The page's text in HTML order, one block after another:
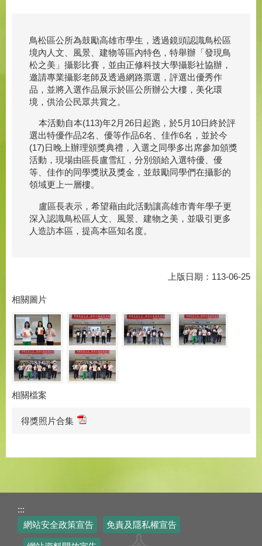
鳥松區公所為鼓勵高雄市學生，透過鏡頭認識鳥松區
境內人文、風景、建物等區內特色，特舉辦「發現鳥
松之美」攝影比賽，並由正修科技大學攝影社協辦，
邀請專業攝影老師及透過網路票選，評選出優秀作
品，並將入選作品展示於區公所辦公大樓，美化環
境，供洽公民眾共賞之。
本活動自本(113)年2月26日起跑，於5月10日終於評
選出特優作品2名、優等作品6名、佳作6名，並於今
(17)日晚上辦理頒獎典禮，入選之同學多出席參加頒獎
活動，現場由區長盧雪紅，分別頒給入選特優、優
等、佳作的同學獎狀及獎金，並鼓勵同學們在攝影的
領域更上一層樓。
盧區長表示，希望藉由此活動讓高雄市青年學子更
深入認識鳥松區人文、風景、建物之美，並吸引更多
人造訪本區，提高本區知名度。
上版日期：113-06-25
相關圖片
相關檔案
得獎照片合集
:::
網站安全政策宣告
免責及隱私權宣告